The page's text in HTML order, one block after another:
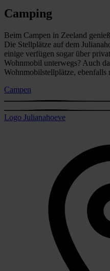
Camping
Beim Campen in Zeeland
Die Stellplätze auf dem
einige verfügen sogar über
Wohnmobil unterwegs? Auch
Wohnmobilstellplätze, ebenfalls
Campen
Logo Julianahoeve